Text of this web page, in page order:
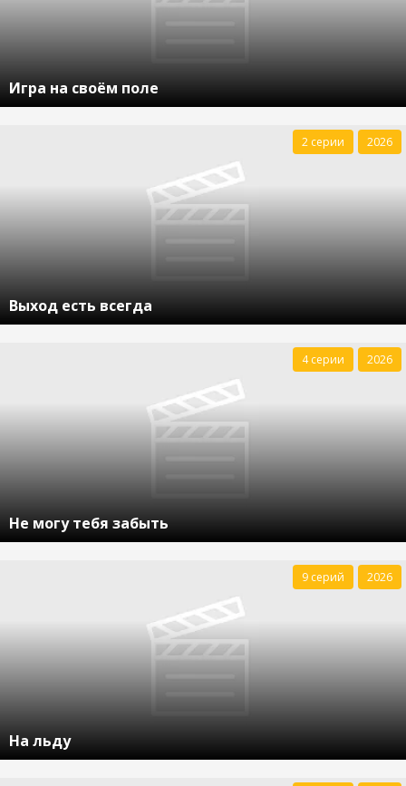
Игра на своём поле
Выход есть всегда
2 серии 2026
Не могу тебя забыть
4 серии 2026
На льду
9 серий 2026